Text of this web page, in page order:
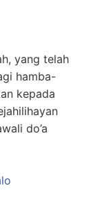
yang telah
hamba-
kepada
do’a